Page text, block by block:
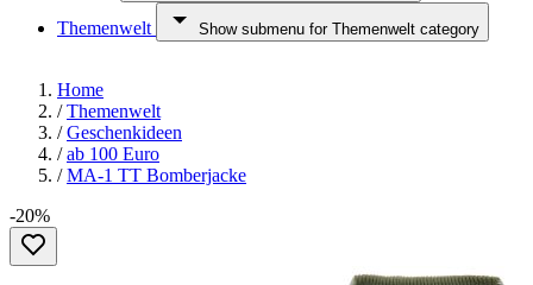
Themenwelt Show submenu for Themenwelt category
Home
/ Themenwelt
/ Geschenkideen
/ ab 100 Euro
/ MA-1 TT Bomberjacke
-20%